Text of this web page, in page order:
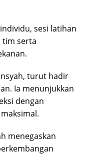
sesi latihan
tim serta
turut hadir
Ia menunjukkan
dengan
menegaskan